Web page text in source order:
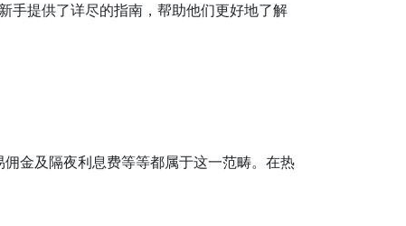
手提供了详尽的指南，帮助他们更好地了解
金及隔夜利息费等等都属于这一范畴。在热